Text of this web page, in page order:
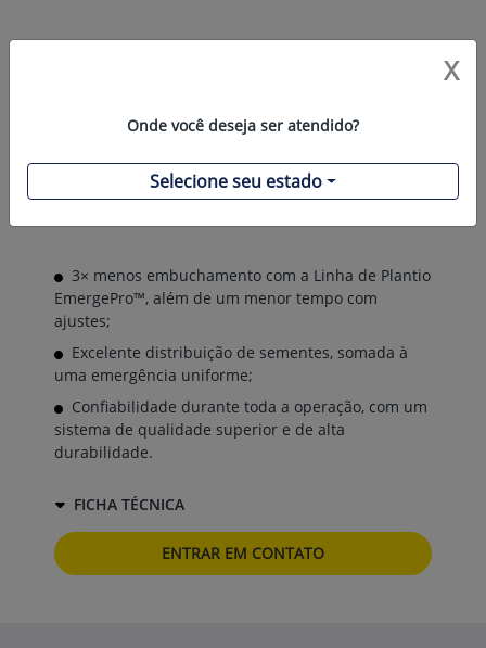
3× menos embuchamento com a Linha de Plantio
EmergePro™, além de um menor tempo com
ajustes;
Excelente distribuição de sementes, somada à
uma emergência uniforme;
Confiabilidade durante toda a operação, com um
sistema de qualidade superior e de alta
durabilidade.
FICHA TÉCNICA
ENTRAR EM CONTATO
X
Onde você deseja ser atendido?
Selecione seu estado